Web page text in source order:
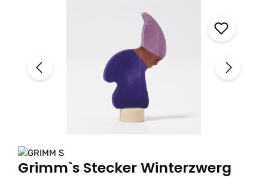
Grimm`s Stecker Winterzwerg